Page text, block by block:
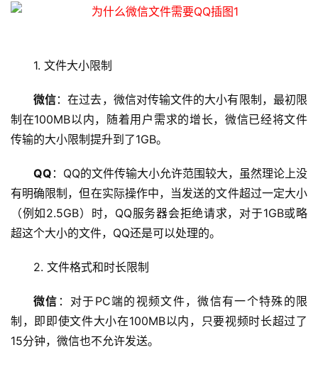
首
服
务
器
1. 文件大小限制
微信：在过去，微信对传输文件的大小有限制，最初限
制在100MB以内，随着用户需求的增长，微信已经将文件
传输的大小限制提升到了1GB。
QQ ：QQ的文件传输大小允许范围较大，虽然理论上没
有明确限制，但在实际操作中，当发送的文件超过一定大小
（例如2.5GB）时，QQ服务器会拒绝请求，对于1GB或略
超这个大小的文件，QQ还是可以处理的。
2. 文件格式和时长限制
微信 ：对于PC端的视频文件，微信有一个特殊的限
制，即即使文件大小在100MB以内，只要视频时长超过了
15分钟，微信也不允许发送。